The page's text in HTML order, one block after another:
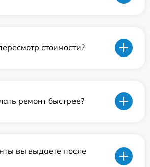
стоимости?
ремонт быстрее?
вы выдаете после